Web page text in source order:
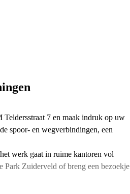
7 en maak indruk op uw
spoor- en wegverbindingen, een
werk gaat in ruime kantoren vol
Park Zuiderveld of breng een bezoekje